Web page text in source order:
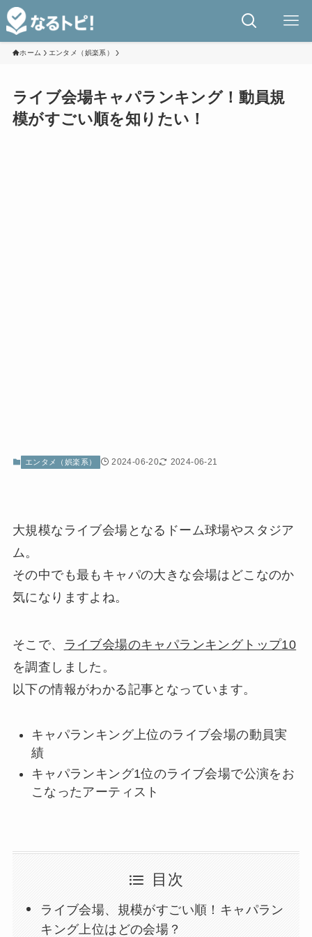
ホーム エンタメ（娯楽系）
ライブ会場キャパランキング！動員規
模がすごい順を知りたい！
エンタメ（娯楽系） 2024-06-20 2024-06-21
大規模なライブ会場となるドーム球場やスタジア
ム。
その中でも最もキャパの大きな会場はどこなのか
気になりますよね。
そこで、
ライブ会場のキャパランキングトップ10
を調査しました。
以下の情報がわかる記事となっています。
キャパランキング上位のライブ会場の動員実
績
キャパランキング1位のライブ会場で公演をお
こなったアーティスト
目次
ライブ会場、規模がすごい順！キャパラン
キング上位はどの会場？